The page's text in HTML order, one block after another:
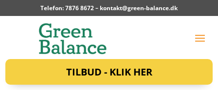
Telefon: 7876 8672 – kontakt@green-balance.dk
TILBUD - KLIK HER